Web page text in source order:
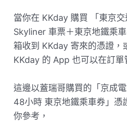
當你在 KKday 購買 「東京
Skyliner 車票＋東京地鐵乘
箱收到 KKday 寄來的憑證，
KKday 的 App 也可以在訂單
這邊以蓋瑞哥購買的「京成
48小時 東京地鐵乘車券」憑
你參考，